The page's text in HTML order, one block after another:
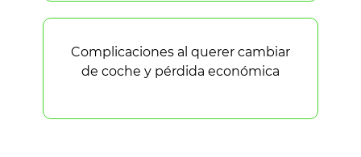
Complicaciones al querer cambiar
de coche y pérdida económica